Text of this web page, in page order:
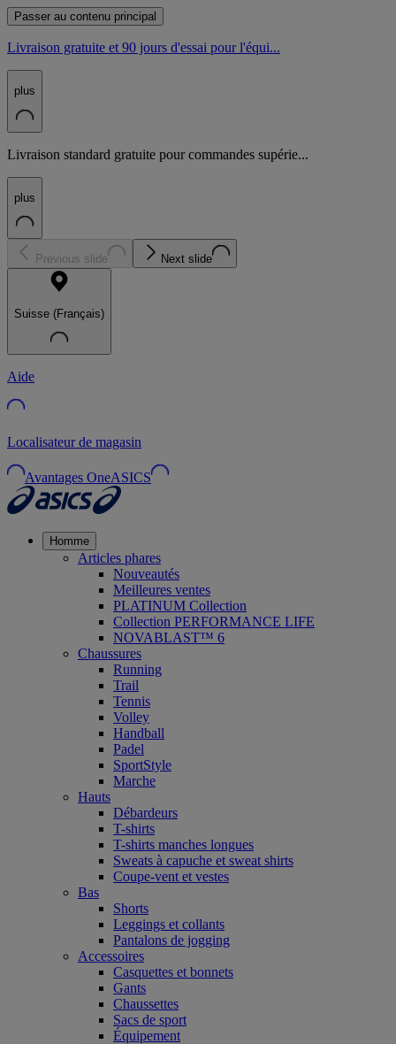
Passer au contenu principal
Livraison gratuite et 90 jours d'essai pour l'équi...
plus
Livraison standard gratuite pour commandes supérie...
plus
Previous slide Next slide
Suisse (Français)
Aide
Localisateur de magasin
Avantages OneASICS
Homme
Articles phares
Nouveautés
Meilleures ventes
PLATINUM Collection
Collection PERFORMANCE LIFE
NOVABLAST™ 6
Chaussures
Running
Trail
Tennis
Volley
Handball
Padel
SportStyle
Marche
Hauts
Débardeurs
T-shirts
T-shirts manches longues
Sweats à capuche et sweat shirts
Coupe-vent et vestes
Bas
Shorts
Leggings et collants
Pantalons de jogging
Accessoires
Casquettes et bonnets
Gants
Chaussettes
Sacs de sport
Équipement